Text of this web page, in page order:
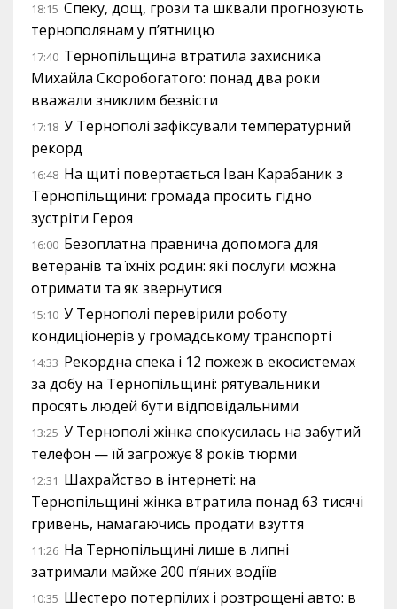
18:15 Спеку, дощ, грози та шквали прогнозують
тернополянам у п’ятницю
17:40 Тернопільщина втратила захисника
Михайла Скоробогатого: понад два роки
вважали зниклим безвісти
17:18 У Тернополі зафіксували температурний
рекорд
16:48 На щиті повертається Іван Карабаник з
Тернопільщини: громада просить гідно
зустріти Героя
16:00 Безоплатна правнича допомога для
ветеранів та їхніх родин: які послуги можна
отримати та як звернутися
15:10 У Тернополі перевірили роботу
кондиціонерів у громадському транспорті
14:33 Рекордна спека і 12 пожеж в екосистемах
за добу на Тернопільщині: рятувальники
просять людей бути відповідальними
13:25 У Тернополі жінка спокусилась на забутий
телефон — їй загрожує 8 років тюрми
12:31 Шахрайство в інтернеті: на
Тернопільщині жінка втратила понад 63 тисячі
гривень, намагаючись продати взуття
11:26 На Тернопільщині лише в липні
затримали майже 200 п’яних водіїв
10:35 Шестеро потерпілих і розтрощені авто: в